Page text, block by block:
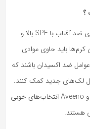
برای پوست‌های دارای لک، می‌توانید از کرم‌های ضد آفتاب با SPF بالا و
باید حاوی موادی
ضد اکسیدان باشند که
جدید کمک کنند.
برندهایی مانند La Roche-Posay، CeraVe، و Aveeno انتخاب‌های خوبی